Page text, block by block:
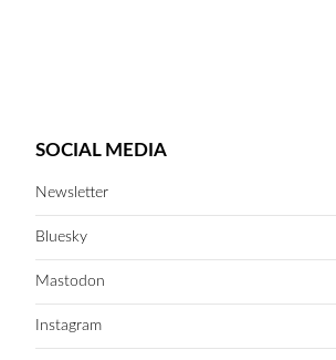
SOCIAL MEDIA
Newsletter
Bluesky
Mastodon
Instagram